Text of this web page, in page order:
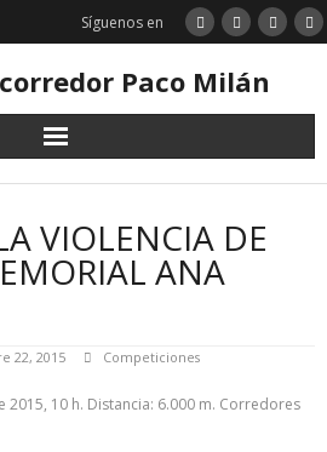
Síguenos en
Paco Milán
VIOLENCIA DE
ANA
22, 2015 Competiciones
10 h. Distancia: 6.000 m. Corredores